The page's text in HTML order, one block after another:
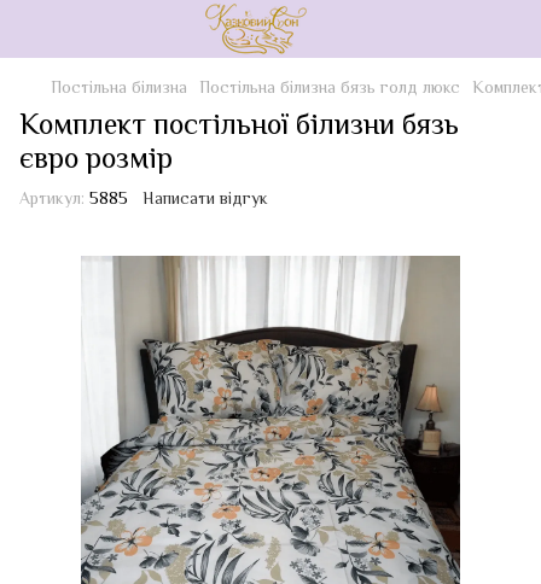
Постільна білизна Постільна білизна бязь голд люкс
Комплект постільної білизни бязь
євро розмір
Артикул: 5885 Написати відгук